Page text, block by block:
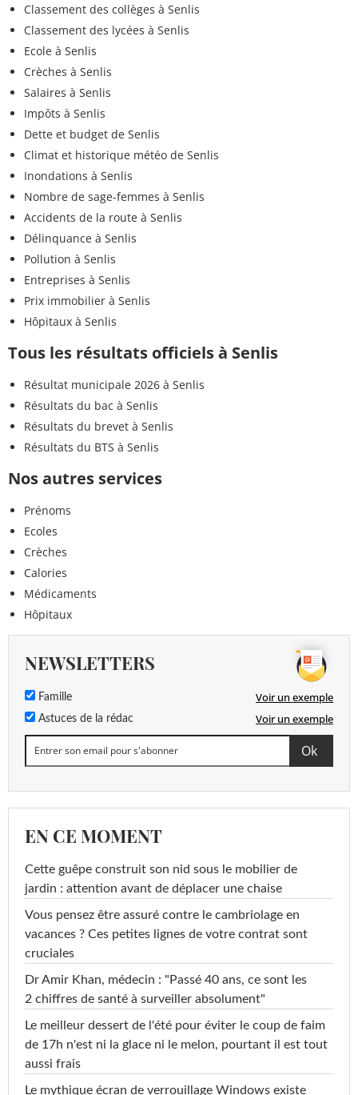
Classement des collèges à Senlis
Classement des lycées à Senlis
Ecole à Senlis
Crèches à Senlis
Salaires à Senlis
Impôts à Senlis
Dette et budget de Senlis
Climat et historique météo de Senlis
Inondations à Senlis
Nombre de sage-femmes à Senlis
Accidents de la route à Senlis
Délinquance à Senlis
Pollution à Senlis
Entreprises à Senlis
Prix immobilier à Senlis
Hôpitaux à Senlis
Tous les résultats officiels à Senlis
Résultat municipale 2026 à Senlis
Résultats du bac à Senlis
Résultats du brevet à Senlis
Résultats du BTS à Senlis
Nos autres services
Prénoms
Ecoles
Crèches
Calories
Médicaments
Hôpitaux
NEWSLETTERS
Famille Voir un exemple
Astuces de la rédac Voir un exemple
EN CE MOMENT
Cette guêpe construit son nid sous le mobilier de
jardin : attention avant de déplacer une chaise
Vous pensez être assuré contre le cambriolage en
vacances ? Ces petites lignes de votre contrat sont
cruciales
Dr Amir Khan, médecin : "Passé 40 ans, ce sont les
2 chiffres de santé à surveiller absolument"
Le meilleur dessert de l'été pour éviter le coup de faim
de 17h n'est ni la glace ni le melon, pourtant il est tout
aussi frais
Le mythique écran de verrouillage Windows existe